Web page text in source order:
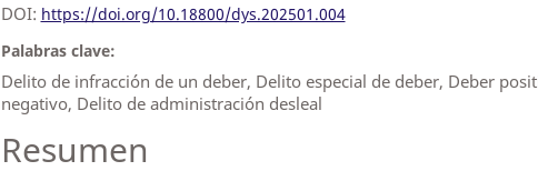
DOI: https://doi.org/10.18800/dys.202501.004
Palabras clave:
Delito de infracción de un deber, Delito especial de deber, Deber
negativo, Delito de administración desleal
Resumen